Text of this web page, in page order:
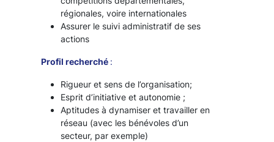
régionales, voire internationales
Assurer le suivi administratif de ses
actions
Profil recherché :
Rigueur et sens de l’organisation;
Esprit d’initiative et autonomie ;
Aptitudes à dynamiser et travailler en
réseau (avec les bénévoles d’un
secteur, par exemple)